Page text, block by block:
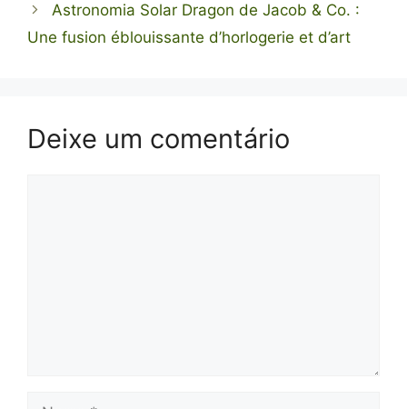
Astronomia Solar Dragon de Jacob & Co. :
Une fusion éblouissante d’horlogerie et d’art
Deixe um comentário
Nome